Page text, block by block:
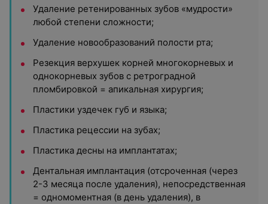
Удаление ретенированных зубов «мудрости»
любой степени сложности;
Удаление новообразований полости рта;
Резекция верхушек корней многокорневых и
однокорневых зубов с ретроградной
пломбировкой = апикальная хирургия;
Пластики уздечек губ и языка;
Пластика рецессии на зубах;
Пластика десны на имплантатах;
Дентальная имплантация (отсроченная (через
2-3 месяца после удаления), непосредственная
= одномоментная (в день удаления), в